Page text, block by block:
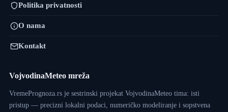
Politika privatnosti
O nama
Kontakt
VojvodinaMeteo mreža
VremePrognoza.rs je sestrinski projekat VojvodinaMeteo tima: isti
pristup — precizni lokalni podaci, numeričko modeliranje i sopstvena